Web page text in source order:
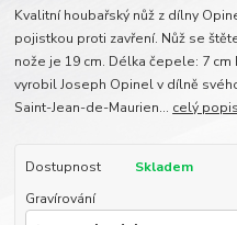
Kvalitní houbařský nůž z dílny
pojistkou proti zavření. Nůž se
nože je 19 cm. Délka čepele: 7
vyrobil Joseph Opinel v dílně
Saint-Jean-de-Maurien... celý popis
Dostupnost
Skladem
Gravírování